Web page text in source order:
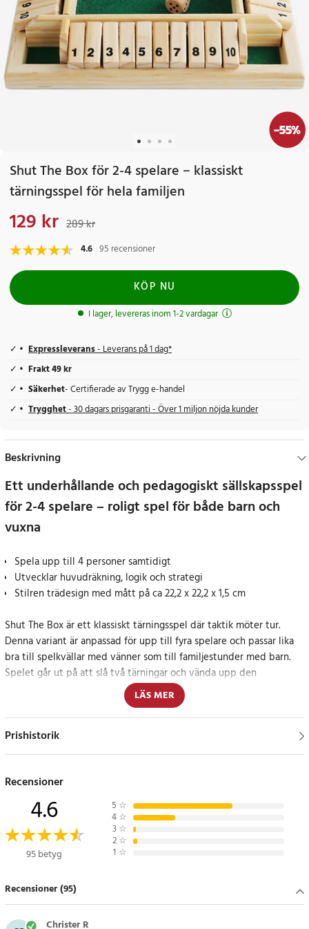
-55%
Shut The Box för 2-4 spelare – klassiskt
tärningsspel för hela familjen
Nuvarande pris
129 kr 289 kr
4.6 95 recensioner
KÖP NU
I lager, levereras inom 1-2 vardagar
Expressleverans- Leverans på 1 dag*
Frakt 49 kr
Säkerhet- Certifierade av Trygg e-handel
Trygghet- 30 dagars prisgaranti - Över 1 miljon nöjda kunder
Beskrivning
Ett underhållande och pedagogiskt sällskapsspel
för 2-4 spelare – roligt spel för både barn och
vuxna
Spela upp till 4 personer samtidigt
Utvecklar huvudräkning, logik och strategi
Stilren trädesign med mått på ca 22,2 x 22,2 x 1,5 cm
Shut The Box är ett klassiskt tärningsspel där taktik möter tur.
Denna variant är anpassad för upp till fyra spelare och passar lika
bra till spelkvällar med vänner som till familjestunder med barn.
Spelet går ut på att slå två tärningar och vända upp den
kombination av numrerade brickor som motsvarar totalsumman –
den som först lyckas vända upp alla sina brickor vinner rundan.
Enkelt att lära – roligt att bemästra
val även för yngre spelare. Det går snabbt att komma igång, men
spelet erbjuder tillräcklig variation och strategi för att hålla även
vuxna engagerade. Det tränar huvudräkning på ett roligt sätt och
stimulerar logiskt tänkande.
Spelet är tillverkat i trä med ett klassiskt och robust utförande.
LÄS MER
Prishistorik
Recensioner
4.6
95 betyg
5 ☆
4 ☆
3 ☆
2 ☆
1 ☆
Recensioner (95)
Christer R